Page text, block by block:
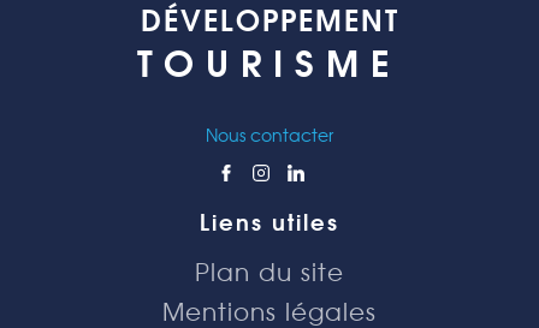
DÉVELOPPEMENT
TOURISME
Nous contacter
Liens utiles
Plan du site
Mentions légales